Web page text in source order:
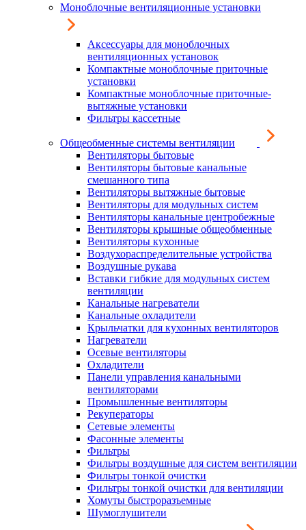
Моноблочные вентиляционные установки
Аксессуары для моноблочных
вентиляционных установок
Компактные моноблочные приточные
установки
Компактные моноблочные приточные-
вытяжные установки
Фильтры кассетные
Общеобменные системы вентиляции
Вентиляторы бытовые
Вентиляторы бытовые канальные
смешанного типа
Вентиляторы вытяжные бытовые
Вентиляторы для модульных систем
Вентиляторы канальные центробежные
Вентиляторы крышные общеобменные
Вентиляторы кухонные
Воздухораспределительные устройства
Воздушные рукава
Вставки гибкие для модульных систем
вентиляции
Канальные нагреватели
Канальные охладители
Крыльчатки для кухонных вентиляторов
Нагреватели
Осевые вентиляторы
Охладители
Панели управления канальными
вентиляторами
Промышленные вентиляторы
Рекуператоры
Сетевые элементы
Фасонные элементы
Фильтры
Фильтры воздушные для систем вентиляции
Фильтры тонкой очистки
Фильтры тонкой очистки для вентиляции
Хомуты быстроразъемные
Шумоглушители